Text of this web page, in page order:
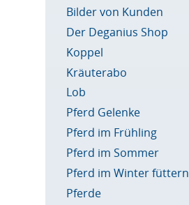
Bilder von Kunden
Der Deganius Shop
Koppel
Kräuterabo
Lob
Pferd Gelenke
Pferd im Frühling
Pferd im Sommer
Pferd im Winter füttern
Pferde